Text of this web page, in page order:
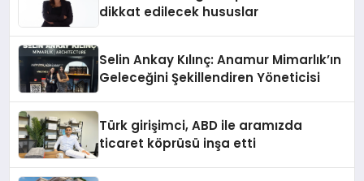
dikkat edilecek hususlar
Selin Ankay Kılınç: Anamur Mimarlık’ın
Geleceğini Şekillendiren Yöneticisi
Türk girişimci, ABD ile aramızda
ticaret köprüsü inşa etti